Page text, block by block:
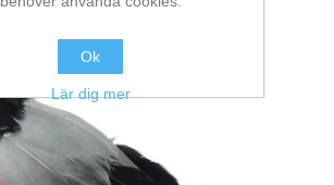
Ok
Lär dig mer